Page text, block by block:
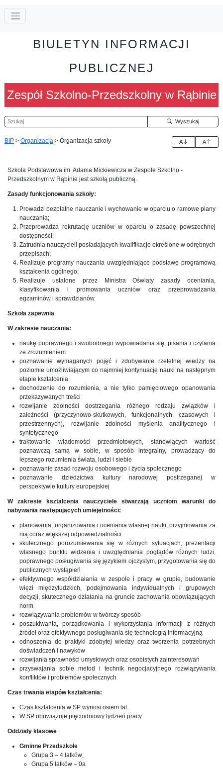
BIULETYN INFORMACJI
PUBLICZNEJ
Zespół Szkolno-Przedszkolny w Rąbinie
Szukaj Wyszukaj
BIP > Organizacja > Organizacja szkoły A A
Szkoła Podstawowa im. Adama Mickiewicza w Zespole Szkolno -
Przedszkolnym w Rąbinie jest szkołą publiczną.
Zasady funkcjonowania szkoły:
Prowadzi bezpłatne nauczanie i wychowanie w oparciu o ramowe plany
nauczania;
Przeprowadza rekrutację uczniów w oparciu o zasadę powszechnej
dostępności;
Zatrudnia nauczycieli posiadających kwalifikacje określone w odrębnych
przepisach;
Realizuje programy nauczania uwzględniające podstawę programową
kształcenia ogólnego;
Realizuje ustalone przez Ministra Oświaty zasady oceniania,
klasyfikowania i promowania uczniów oraz przeprowadzania
egzaminów i sprawdzianów.
Szkoła zapewnia
W zakresie nauczania:
naukę poprawnego i swobodnego wypowiadania się, pisania i czytania
ze zrozumieniem
poznawanie wymaganych pojęć i zdobywanie rzetelnej wiedzy na
poziomie umożliwiającym co najmniej kontynuację nauki na następnym
etapie kształcenia
dochodzenie do rozumienia, a nie tylko pamięciowego opanowania
przekazywanych treści
rozwijanie zdolności dostrzegania różnego rodzaju związków i
zależności (przyczynowo-skutkowych, funkcjonalnych, czasowych i
przestrzennych), rozwijanie zdolności myślenia analitycznego i
syntetycznego
traktowanie wiadomości przedmiotowych, stanowiących wartość
poznawczą samą w sobie, w sposób integralny, prowadzący do
lepszego rozumienia świata, ludzi i siebie
poznawanie zasad rozwoju osobowego i życia społecznego
poznawanie dziedzictwa kultury narodowej postrzeganej w
perspektywie kultury europejskiej
W zakresie kształcenia nauczyciele stwarzają uczniom warunki do
nabywania następujących umiejętności:
planowania, organizowania i oceniania własnej nauki, przyjmowania za
nią coraz większej odpowiedzialności
skutecznego porozumiewania się w różnych sytuacjach, prezentacji
własnego punktu widzenia i uwzględniania poglądów różnych ludzi,
poprawnego posługiwania się językiem ojczystym, przygotowania się do
publicznych wystąpień
efektywnego współdziałania w zespole i pracy w grupie, budowanie
więzi międzyludzkich, podejmowania indywidualnych i grupowych
decyzji, skutecznego działania na gruncie zachowania obowiązujących
norm
rozwiązywania problemów w twórczy sposób
poszukiwania, porządkowania i wykorzystania informacji z różnych
źródeł oraz efektywnego posługiwania się technologią informacyjną
odnoszenia do praktyki zdobytej wiedzy oraz tworzenia potrzebnych
doświadczeń i nawyków
rozwijania sprawności umysłowych oraz osobistych zainteresowań
przyswajania sobie metod i technik negocjacyjnego rozwiązywania
konfliktów i problemów społecznych
Czas trwania etapów kształcenia:
Czas kształcenia w SP wynosi osiem lat.
W SP obowiązuje pięciodniowy tydzień pracy.
Oddziały klasowe
Gminne Przedszkole
Grupa 3 – 4 latków;
Grupa 5 latków – 0a